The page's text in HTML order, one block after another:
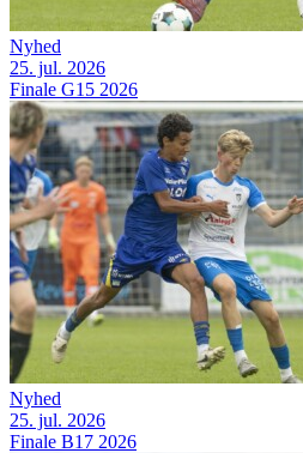
Nyhed
25. jul. 2026
Finale G15 2026
Nyhed
25. jul. 2026
Finale B17 2026